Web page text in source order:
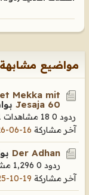
مواضيع مشابهة
Mekka mit
Jesaja 60
ردود 0 18 مشاهدات
1
آخر مشاركة 16-06-2026, 02:21
Der Adhan
ردود 0 1,296 مشاهدات
آخر مشاركة 19-10-2025, 00:06